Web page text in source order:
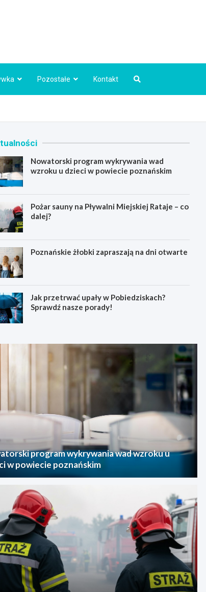
Pozostałe Kontakt
Nowatorski program wykrywania wad
wzroku u dzieci w powiecie poznańskim
Pożar sauny na Pływalni Miejskiej Rataje – co
dalej?
Poznańskie żłobki zapraszają na dni otwarte
Jak przetrwać upały w Pobiedziskach?
Sprawdź nasze porady!
program wykrywania wad wzroku u
w powiecie poznańskim